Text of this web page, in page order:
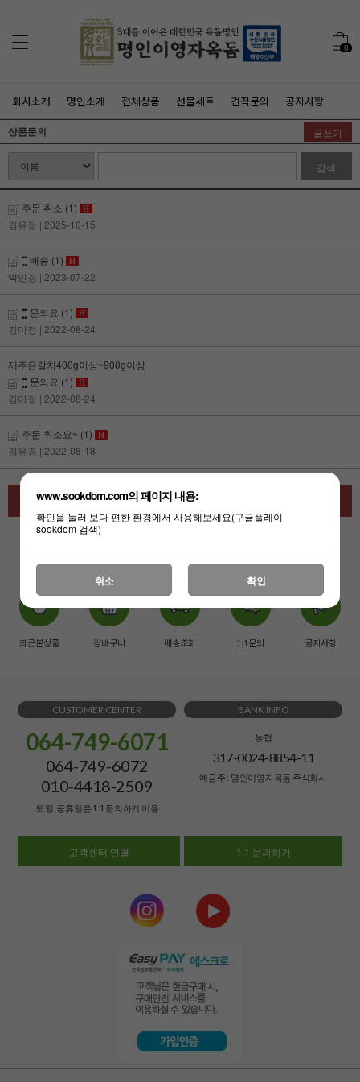
0
회사소개 명인소개 전체상품 선물세트 견적문의 공지사항
상품문의 글쓰기
검색
주문 취소 (1) H
김유정 | 2025-10-15
배송 (1) H
박민경 | 2023-07-22
문의요 (1) H
김미정 | 2022-08-24
제주은갈치400g이상~900g이상
문의요 (1) H
김미정 | 2022-08-24
주문 취소요~ (1) H
김유경 | 2022-08-18
글쓰기
1
최근본상품 장바구니 배송조회 1:1문의 공지사항
CUSTOMER CENTER
064-749-6071
064-749-6072
010-4418-2509
토,일, 공휴일은 1:1 문의하기 이용
BANK INFO
농협
317-0024-8854-11
예금주 : 명인이영자옥돔 주식회사
고객센터 연결 1:1 문의하기
www.sookdom.com의 페이지 내용:
확인을 눌러 보다 편한 환경에서 사용해보세요(구글플레이
sookdom 검색)
취소 확인